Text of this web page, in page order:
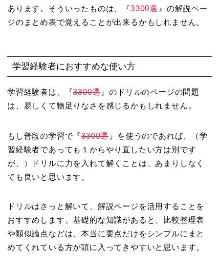
あります。そういったものは、『3300選 』の解説ペー
ジのまとめ表で覚えることが出来るかもしれません。
学習経験者におすすめな使い方
学習経験者は、『3300選 』のドリルのページの問題
は、易しくて物足りなさを感じるかもしれません。
もし普段の学習で『3300選 』を使うのであれば、（学
習経験者であっても１からやり直したい方は別です
が、）ドリルに力を入れて解くことは、あまりしなく
ても良いと思います。
ドリルはさっと解いて、解説ページを活用することを
おすすめします。基礎的な知識があると、比較整理表
や類似論点などは、本当に要点だけをシンプルにまと
めてくれている方が頭に入ってきやすいと思います。